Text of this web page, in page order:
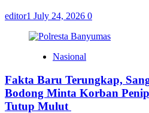
editor1 July 24, 2026 0
Nasional
Fakta Baru Terungkap,
Bodong Minta Korban
Tutup Mulut